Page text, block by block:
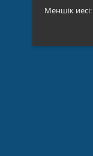
Меншік иесі: